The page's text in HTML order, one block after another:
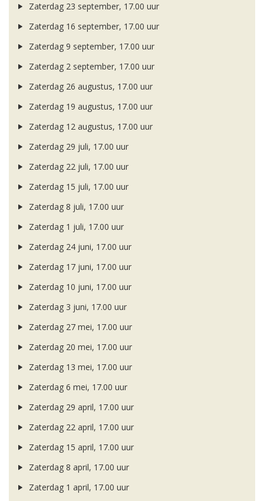
Zaterdag 23 september, 17.00 uur
Zaterdag 16 september, 17.00 uur
Zaterdag 9 september, 17.00 uur
Zaterdag 2 september, 17.00 uur
Zaterdag 26 augustus, 17.00 uur
Zaterdag 19 augustus, 17.00 uur
Zaterdag 12 augustus, 17.00 uur
Zaterdag 29 juli, 17.00 uur
Zaterdag 22 juli, 17.00 uur
Zaterdag 15 juli, 17.00 uur
Zaterdag 8 juli, 17.00 uur
Zaterdag 1 juli, 17.00 uur
Zaterdag 24 juni, 17.00 uur
Zaterdag 17 juni, 17.00 uur
Zaterdag 10 juni, 17.00 uur
Zaterdag 3 juni, 17.00 uur
Zaterdag 27 mei, 17.00 uur
Zaterdag 20 mei, 17.00 uur
Zaterdag 13 mei, 17.00 uur
Zaterdag 6 mei, 17.00 uur
Zaterdag 29 april, 17.00 uur
Zaterdag 22 april, 17.00 uur
Zaterdag 15 april, 17.00 uur
Zaterdag 8 april, 17.00 uur
Zaterdag 1 april, 17.00 uur